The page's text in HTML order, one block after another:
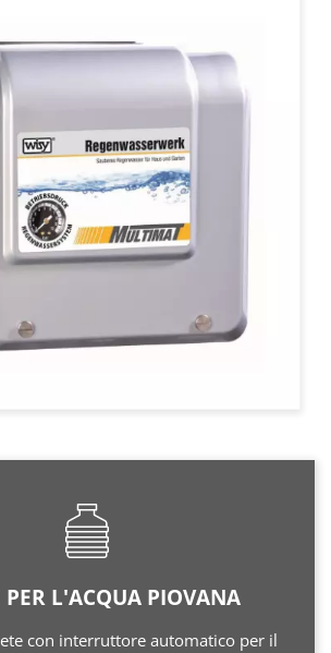
PER L'ACQUA PIOVANA
con interruttore automatico per il